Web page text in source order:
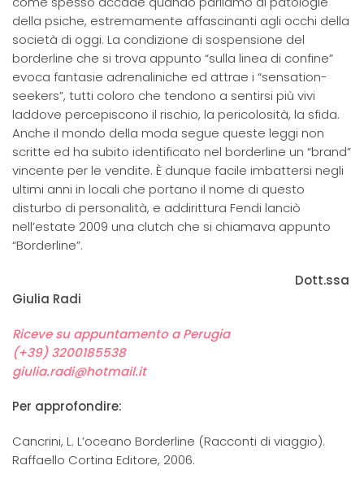
della psiche, estremamente affascinanti agli occhi della
società di oggi. La condizione di sospensione del
borderline che si trova appunto “sulla linea di confine”
evoca fantasie adrenaliniche ed attrae i “sensation-
seekers”, tutti coloro che tendono a sentirsi più vivi
laddove percepiscono il rischio, la pericolosità, la sfida.
Anche il mondo della moda segue queste leggi non
scritte ed ha subito identificato nel borderline un “brand”
vincente per le vendite. È dunque facile imbattersi negli
ultimi anni in locali che portano il nome di questo
disturbo di personalità, e addirittura Fendi lanciò
nell’estate 2009 una clutch che si chiamava appunto
“Borderline”.
Dott.ssa
Giulia Radi
Riceve su appuntamento a Perugia
(+39) 3200185538
giulia.radi@hotmail.it
Per approfondire:
Cancrini, L. L’oceano Borderline (Racconti di viaggio).
Raffaello Cortina Editore, 2006.